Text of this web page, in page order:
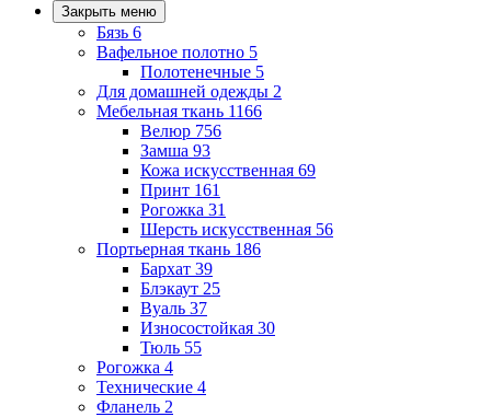
Закрыть меню
Бязь 6
Вафельное полотно 5
Полотенечные 5
Для домашней одежды 2
Мебельная ткань 1166
Велюр 756
Замша 93
Кожа искусственная 69
Принт 161
Рогожка 31
Шерсть искусственная 56
Портьерная ткань 186
Бархат 39
Блэкаут 25
Вуаль 37
Износостойкая 30
Тюль 55
Рогожка 4
Технические 4
Фланель 2